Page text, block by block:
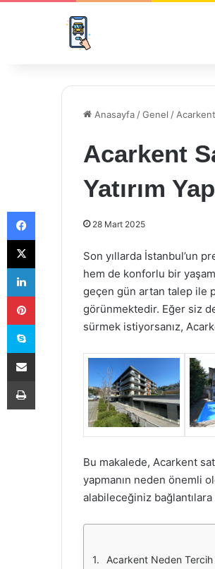
Anasayfa /Genel / Acarkent
Acarkent
Yatırım
28 Mart 2025
Son yıllarda İstanbul’un
hem de konforlu bir
geçen gün artan talep ile
görünmektedir. Eğer siz
sürmek istiyorsanız,
Bu makalede, Acarkent
yapmanın neden önemli
alabileceğiniz
Acarkent Neden Tercih
Facebook
X
LinkedIn
Pinterest
Skype
E-Posta ile paylaş